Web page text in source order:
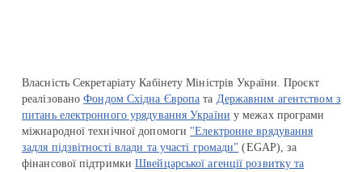
Власність Секретаріату Кабінету Міністрів України. Проєкт
реалізованоФондом Східна Європа та Державним агентством з
питань електронного урядування України у межах програми
міжнародної технічної допомоги "Електронне врядування
задля підзвітності влади та участі громади" (EGAP), за
фінансової підтримкиШвейцарської агенції розвитку та